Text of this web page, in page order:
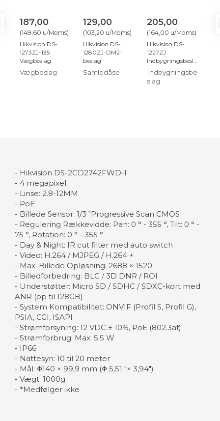
187,00
(149,60 u/Moms)
Hikvision DS-
1273ZJ-135
Vægbeslag
Vægbeslag
129,00
(103,20 u/Moms)
Hikvision DS-
1280ZJ-DM21
beslag
Samledåse
205,00
(164,00 u/Moms)
Hikvision DS-
1227ZJ
Indbygningsbeslag
Indbygningsbe
slag
- Hikvision DS-2CD2742FWD-I
- 4 megapixel
- Linse: 2.8-12MM
- PoE
- Billede Sensor: 1/3 "Progressive Scan CMOS
- Regulering Rækkevidde: Pan: 0 ° - 355 °, Tilt: 0 ° -
75 °, Rotation: 0 ° - 355 °
- Day & Night: IR cut filter med auto switch
- Video: H.264 / MJPEG / H.264 +
- Max. Billede Opløsning: 2688 × 1520
- Billedforbedring: BLC / 3D DNR / ROI
- Understøtter: Micro SD / SDHC / SDXC-kort med
ANR (op til 128GB)
- System Kompatibilitet: ONVIF (Profil S, Profil G),
PSIA, CGI, ISAPI
- Strømforsyning: 12 VDC ± 10%, PoE (802.3af)
- Strømforbrug: Max. 5.5 W
- IP66
- Nattesyn: 10 til 20 meter
- Mål: Φ140 × 99,9 mm (Φ 5,51 "× 3,94")
- Vægt: 1000g
- *Medfølger ikke